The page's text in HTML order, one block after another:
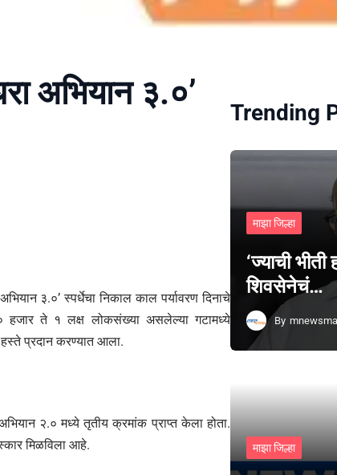
अभियान ३.०’
३.०’ स्पर्धेचा निकाल काल पर्यावरण दिनाचे
हजार ते १ लक्ष लोकसंख्या असलेल्या गटामध्ये
हस्ते प्रदान करण्यात आला.
२.० मध्ये तृतीय क्रमांक प्राप्त केला होता.
मिळविला आहे.
Trending
माझा जिल्हा
‘ज्याची
शिवसेनेचं…
By
माझा जिल्हा